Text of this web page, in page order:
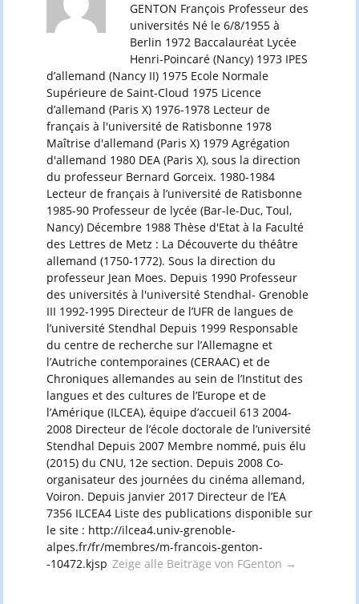
GENTON François Professeur des
universités Né le 6/8/1955 à
Berlin 1972 Baccalauréat Lycée
Henri-Poincaré (Nancy) 1973 IPES
d’allemand (Nancy II) 1975 Ecole Normale
Supérieure de Saint-Cloud 1975 Licence
d’allemand (Paris X) 1976-1978 Lecteur de
français à l'université de Ratisbonne 1978
Maîtrise d'allemand (Paris X) 1979 Agrégation
d'allemand 1980 DEA (Paris X), sous la direction
du professeur Bernard Gorceix. 1980-1984
Lecteur de français à l’université de Ratisbonne
1985-90 Professeur de lycée (Bar-le-Duc, Toul,
Nancy) Décembre 1988 Thèse d'Etat à la Faculté
des Lettres de Metz : La Découverte du théâtre
allemand (1750-1772). Sous la direction du
professeur Jean Moes. Depuis 1990 Professeur
des universités à l'université Stendhal- Grenoble
III 1992-1995 Directeur de l’UFR de langues de
l’université Stendhal Depuis 1999 Responsable
du centre de recherche sur l’Allemagne et
l’Autriche contemporaines (CERAAC) et de
Chroniques allemandes au sein de l’Institut des
langues et des cultures de l’Europe et de
l’Amérique (ILCEA), équipe d’accueil 613 2004-
2008 Directeur de l’école doctorale de l’université
Stendhal Depuis 2007 Membre nommé, puis élu
(2015) du CNU, 12e section. Depuis 2008 Co-
organisateur des journées du cinéma allemand,
Voiron. Depuis janvier 2017 Directeur de l’EA
7356 ILCEA4 Liste des publications disponible sur
le site : http://ilcea4.univ-grenoble-
alpes.fr/fr/membres/m-francois-genton-
-10472.kjsp Zeige alle Beiträge von FGenton →